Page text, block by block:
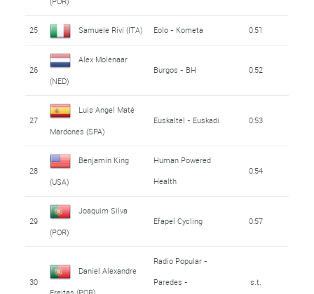
25 Samuele Rivi (ITA) Eolo - Kometa 0:51
26
Alex Molenaar
(NED)
Burgos - BH 0:52
27
Luis Angel Maté
Mardones (SPA)
Euskaltel - Euskadi 0:53
28
Benjamin King
(USA)
Human Powered
Health
0:54
29
Joaquim Silva
(POR)
Efapel Cycling 0:57
30
Daniel Alexandre
Radio Popular -
Paredes -
s.t.